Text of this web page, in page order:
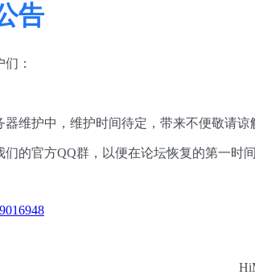
告
：
维护中，维护时间待定，带来不便敬请谅
的官方QQ群，以便在论坛恢复的第一时间